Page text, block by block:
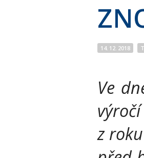
14. 12. 2018
Ve
z